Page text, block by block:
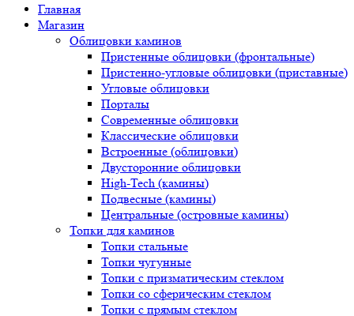
Главная
Магазин
Облицовки каминов
Пристенные облицовки (фронтальные)
Пристенно-угловые облицовки (приставные)
Угловые облицовки
Порталы
Современные облицовки
Классические облицовки
Встроенные (облицовки)
Двусторонние облицовки
High-Tech (камины)
Подвесные (камины)
Центральные (островные камины)
Топки для каминов
Топки стальные
Топки чугунные
Топки с призматическим стеклом
Топки со сферическим стеклом
Топки с прямым стеклом